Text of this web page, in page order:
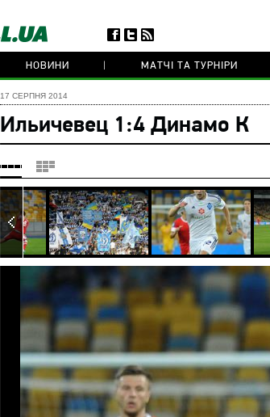
НОВИНИ МАТЧІ ТА ТУРНІРИ
17 СЕРПНЯ 2014
Ильичевец 1:4 Динамо К